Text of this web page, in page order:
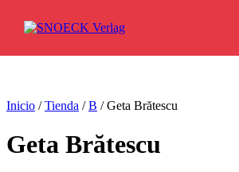
Inicio /Tienda /B / Geta Brătescu
Geta Brătescu